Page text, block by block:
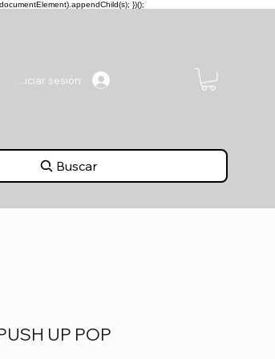
})();
Buscar
Iniciar sesión
UP POP